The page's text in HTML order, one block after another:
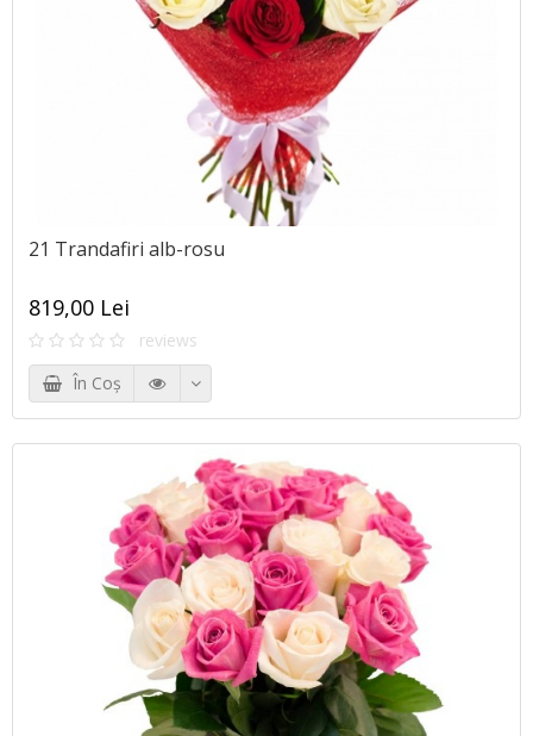
21 Trandafiri alb-rosu
819,00 Lei
reviews
În Coş